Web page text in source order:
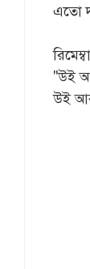
এতো
"উই
উই